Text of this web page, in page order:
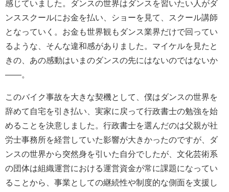
感じていました。ダンスの世界はダンスを習いたい人がダ
ンススクールにお金を払い、ショーを見て、スクール講師
となっていく。お金も世界観もダンス業界だけで回ってい
るような、そんな違和感がありました。マイケルを見たと
きの、あの感動はいまのダンスの先にはないのではないか
――。
このバイク事故を大きな契機として、僕はダンスの世界を
辞めて自宅を引き払い、実家に戻って行政書士の勉強を始
めることを決意しました。行政書士を選んだのは父親が社
労士事務所を経営していた影響が大きかったのですが、ダ
ンスの世界から突然身を引いた自分でしたが、文化芸術系
の団体は組織運営における運営資金が常に課題になってい
ることから、事業としての継続性や制度的な側面を支援し